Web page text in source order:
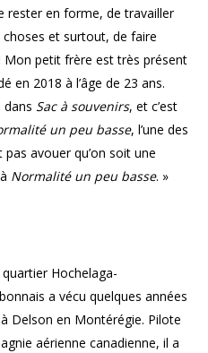
rester en forme, de travailler
et surtout, de faire
petit frère est très présent
en 2018 à l’âge de 23 ans.
dans Sac à souvenirs, et c’est
un peu basse, l’une des
pas avouer qu’on soit une
Normalité un peu basse. »
Hochelaga-
a vécu quelques années
Delson en Montérégie. Pilote
aérienne canadienne, il a